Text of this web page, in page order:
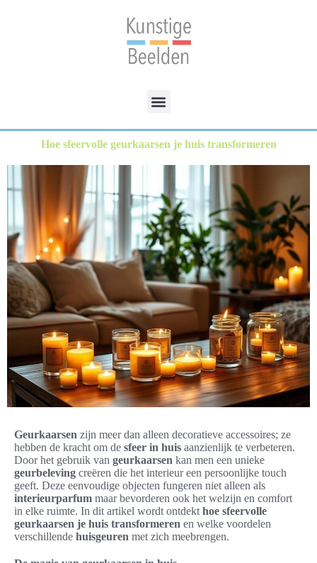
Hoe sfeervolle geurkaarsen je huis transformeren
Geurkaarsen zijn meer dan alleen decoratieve accessoires; ze
hebben de kracht om de sfeer in huis aanzienlijk te verbeteren.
Door het gebruik van geurkaarsen kan men een unieke
geurbeleving creëren die het interieur een persoonlijke touch
geeft. Deze eenvoudige objecten fungeren niet alleen als
interieurparfum maar bevorderen ook het welzijn en comfort
in elke ruimte. In dit artikel wordt ontdekt hoe sfeervolle
geurkaarsen je huis transformeren en welke voordelen
verschillende huisgeuren met zich meebrengen.